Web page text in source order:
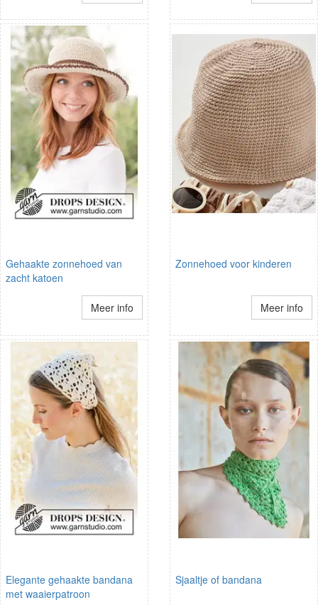
Gehaakte zonnehoed van
zacht katoen
Meer info
Zonnehoed voor kinderen
Meer info
Elegante gehaakte bandana
met waaierpatroon
Sjaaltje of bandana